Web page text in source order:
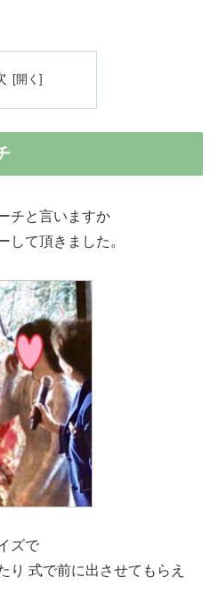
チと言いますか
して頂きました。
ズで
り 式で前に出させてもらえ